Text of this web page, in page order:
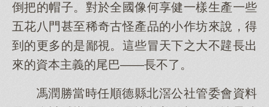
倒把的帽子。對於全國像何享健一樣生產一些
五花八門甚至稀奇古怪產品的小作坊來說，得
到的更多的是鄙視。這些冒天下之大不韙長出
來的資本主義的尾巴——長不了。
馮潤勝當時任順德縣北滘公社管委會資料